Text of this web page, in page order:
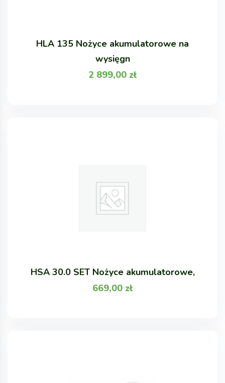
HLA 135 Nożyce akumulatorowe na
wysięgn
2 899,00 zł
HSA 30.0 SET Nożyce akumulatorowe,
669,00 zł